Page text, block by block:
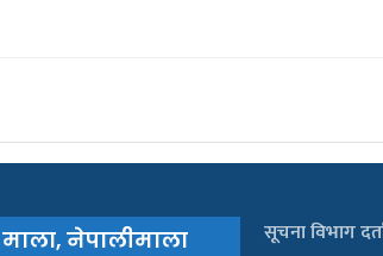
नेपालीमाला सूचना विभाग